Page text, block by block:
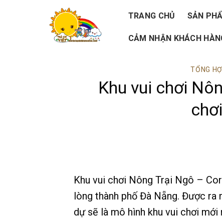
TRANG CHỦ SẢN
CẢM NHẬN KHÁCH
TỔNG
Khu vui chơi
Khu vui chơi Nông Trại Ngô –
lòng thành phố Đà Nẵng. Được
dự sẽ là mô hình khu vui chơi